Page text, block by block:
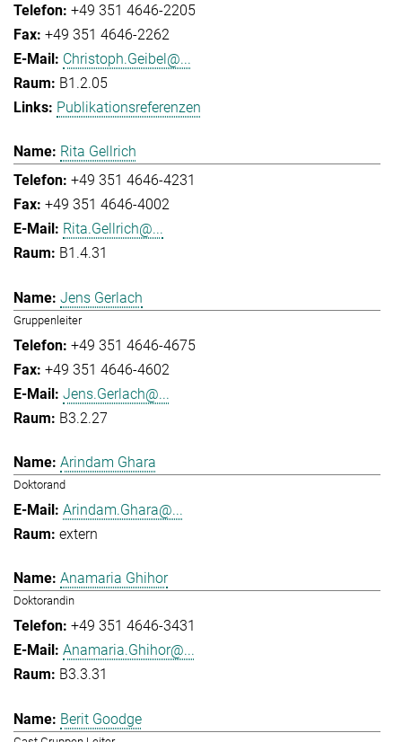
+49 351 4646-2205
+49 351 4646-2262
Christoph.Geibel@...
B1.2.05
Publikationsreferenzen
Rita Gellrich
+49 351 4646-4231
+49 351 4646-4002
Rita.Gellrich@...
B1.4.31
Jens Gerlach
Gruppenleiter
+49 351 4646-4675
+49 351 4646-4602
Jens.Gerlach@...
B3.2.27
Arindam Ghara
Doktorand
Arindam.Ghara@...
extern
Anamaria Ghihor
Doktorandin
+49 351 4646-3431
Anamaria.Ghihor@...
B3.3.31
Berit Goodge